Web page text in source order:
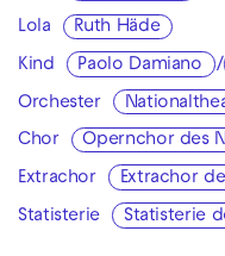
Lola Ruth Häde
Kind Paolo Damiano /
Orchester
Chor Opernchor des
Extrachor Extrachor
Statisterie Statisterie